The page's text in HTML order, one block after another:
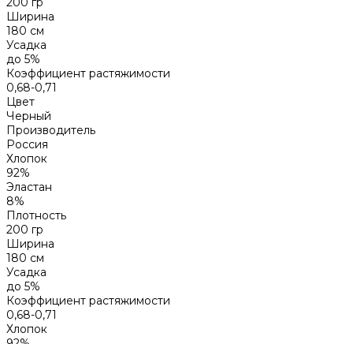
Ширина
180 см
Усадка
до 5%
Коэффициент растяжимости
0,68-0,71
Цвет
Черный
Производитель
Россия
Хлопок
92%
Эластан
8%
Плотность
200 гр
Ширина
180 см
Усадка
до 5%
Коэффициент растяжимости
0,68-0,71
Хлопок